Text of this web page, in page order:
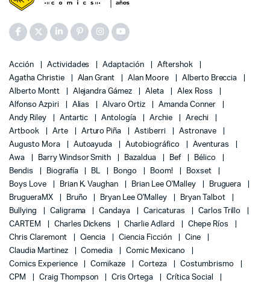
Acción Actividades Adaptación
Aftershok
Agatha Christie
Alan Grant Alan Moore
Alberto Breccia
Alberto Montt
Alejandra Gámez Aleta
Alex Ross
Alfonso Azpiri
Alias Alvaro Ortiz
Amanda Conner
Andy Riley
Antartic Antología Archie
Arechi
Artbook
Arte Arturo Piña Astiberri
Astronave
Augusto Mora
Autoayuda Autobiográfico
Aventuras
Awa
Barry Windsor Smith Bazaldua Bef
Bélico
Bendis
Biografía BL Bongo Boom!
Boxset
Boys Love
Brian K. Vaughan Brian Lee O'Malley
Bruguera
BrugueraMX
Bruño Bryan Lee O'Malley
Bryan Talbot
Bullying
Caligrama Candaya Caricaturas
Carlos Trillo
CARTEM
Charles Dickens Charlie Adlard
Chepe Ríos
Chris Claremont
Ciencia Ciencia Ficción
Cine
Claudia Martinez
Comedia
Comic Mexicano
Comics Experience
Comikaze Corteza
Costumbrismo
CPM
Craig Thompson Cris Ortega
Crítica Social